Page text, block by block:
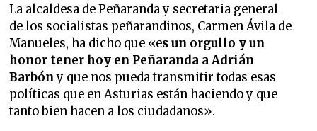
La alcaldesa de Peñaranda y secretaria general
de los socialistas peñarandinos, Carmen Ávila de
Manueles, ha dicho que «es un orgullo y un
honor tener hoy en Peñaranda a Adrián
Barbóny que nos pueda transmitir todas esas
políticas que en Asturias están haciendo y que
tanto bien hacen a los ciudadanos».